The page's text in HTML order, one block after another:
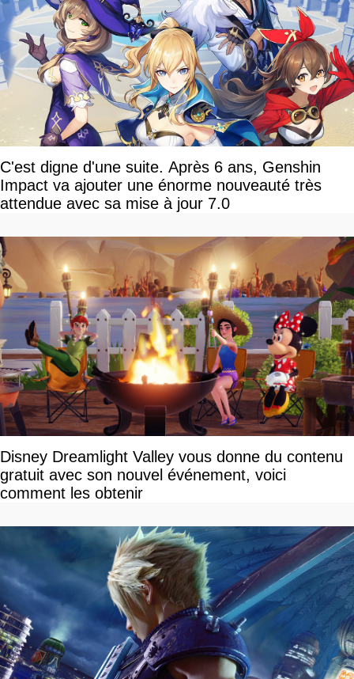
C'est digne d'une suite. Après 6 ans, Genshin
Impact va ajouter une énorme nouveauté très
attendue avec sa mise à jour 7.0
Disney Dreamlight Valley vous donne du contenu
gratuit avec son nouvel événement, voici
comment les obtenir